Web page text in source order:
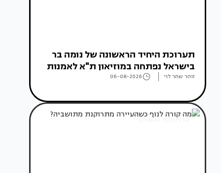
תערוכת היחיד הראשונה של נומה בר
בישראל נפתחה במוזיאון ת"א לאמנות
זוהר שחר לוי 06-08-2026
אדריכלות מהעולם